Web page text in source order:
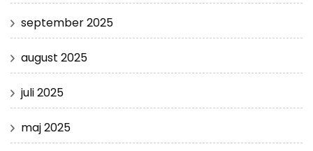
september 2025
august 2025
juli 2025
maj 2025